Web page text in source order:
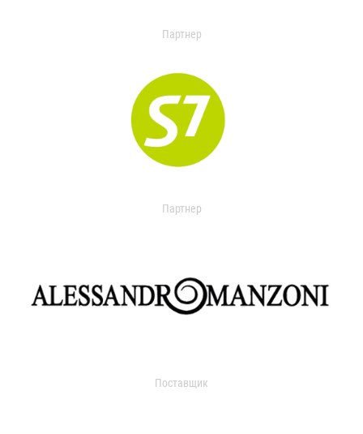
Партнер
Партнер
Поставщик